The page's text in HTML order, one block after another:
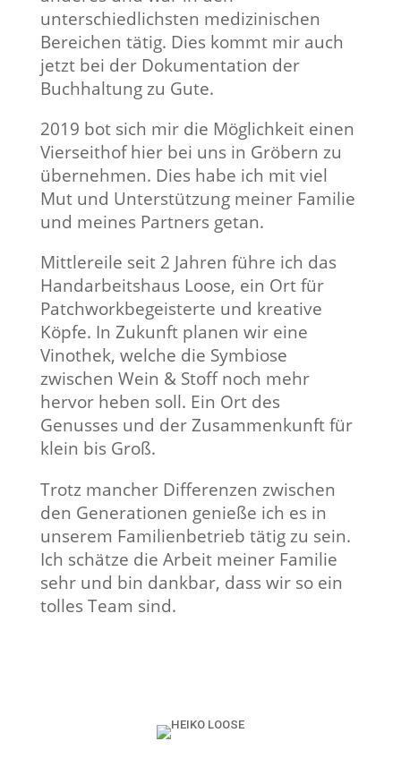
unterschiedlichsten medizinischen
Bereichen tätig. Dies kommt mir auch
jetzt bei der Dokumentation der
Buchhaltung zu Gute.
2019 bot sich mir die Möglichkeit einen
Vierseithof hier bei uns in Gröbern zu
übernehmen. Dies habe ich mit viel
Mut und Unterstützung meiner Familie
und meines Partners getan.
Mittlereile seit 2 Jahren führe ich das
Handarbeitshaus Loose, ein Ort für
Patchworkbegeisterte und kreative
Köpfe. In Zukunft planen wir eine
Vinothek, welche die Symbiose
zwischen Wein & Stoff noch mehr
hervor heben soll. Ein Ort des
Genusses und der Zusammenkunft für
klein bis Groß.
Trotz mancher Differenzen zwischen
den Generationen genieße ich es in
unserem Familienbetrieb tätig zu sein.
Ich schätze die Arbeit meiner Familie
sehr und bin dankbar, dass wir so ein
tolles Team sind.